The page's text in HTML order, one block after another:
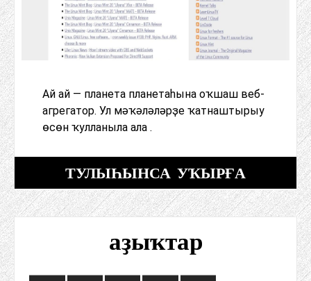
Ай ай — планета планетаһына оҡшаш веб-
агрегатор. Ул мәҡәләләрҙе ҡатнаштырыу
өсөн ҡулланыла ала .
ТУЛЫҺЫНСА УҠЫРҒА
аҙыҡтар